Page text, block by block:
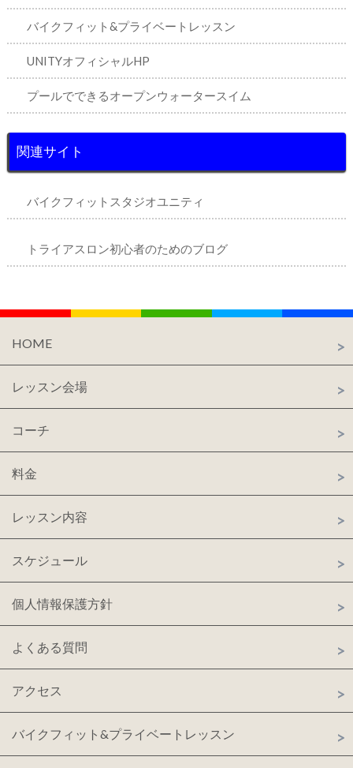
バイクフィット&プライベートレッスン
UNITYオフィシャルHP
プールでできるオープンウォータースイム
関連サイト
バイクフィットスタジオユニティ
トライアスロン初心者のためのブログ
HOME
レッスン会場
コーチ
料金
レッスン内容
スケジュール
個人情報保護方針
よくある質問
アクセス
バイクフィット&プライベートレッスン